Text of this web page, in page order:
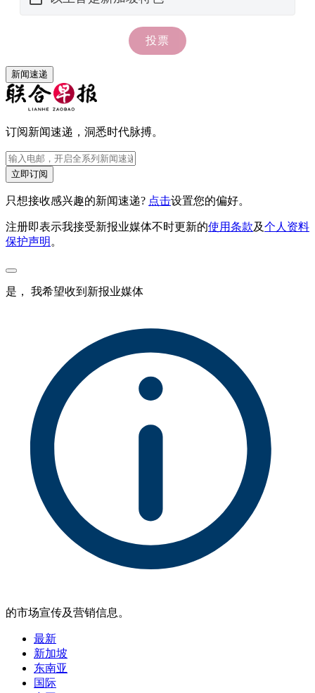
新闻速递
订阅新闻速递，洞悉时代脉搏。
立即订阅
只想接收感兴趣的新闻速递? 点击设置您的偏好。
注册即表示我接受新报业媒体不时更新的使用条款及个人资料
保护声明 。
是， 我希望收到新报业媒体
的市场宣传及营销信息。
最新
新加坡
东南亚
国际